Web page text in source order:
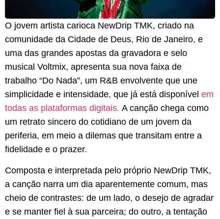
O jovem artista carioca NewDrip TMK, criado na
comunidade da Cidade de Deus, Rio de Janeiro, e
uma das grandes apostas da gravadora e selo
musical Voltmix, apresenta sua nova faixa de
trabalho “Do Nada”, um R&B envolvente que une
simplicidade e intensidade, que já está disponível em
todas as plataformas digitais. A canção chega como
um retrato sincero do cotidiano de um jovem da
periferia, em meio a dilemas que transitam entre a
fidelidade e o prazer.
Composta e interpretada pelo próprio NewDrip TMK,
a canção narra um dia aparentemente comum, mas
cheio de contrastes: de um lado, o desejo de agradar
e se manter fiel à sua parceira; do outro, a tentação